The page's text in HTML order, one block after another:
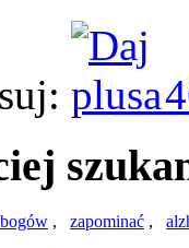
, zapominać ,